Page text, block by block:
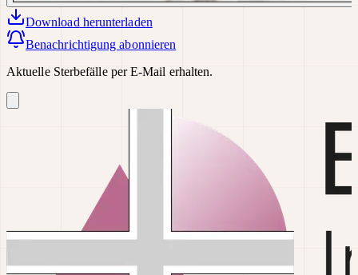
Download herunterladen
Benachrichtigung abonnieren
Aktuelle Sterbefälle per E-Mail erhalten.